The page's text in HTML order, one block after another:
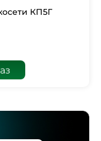
КП5Г